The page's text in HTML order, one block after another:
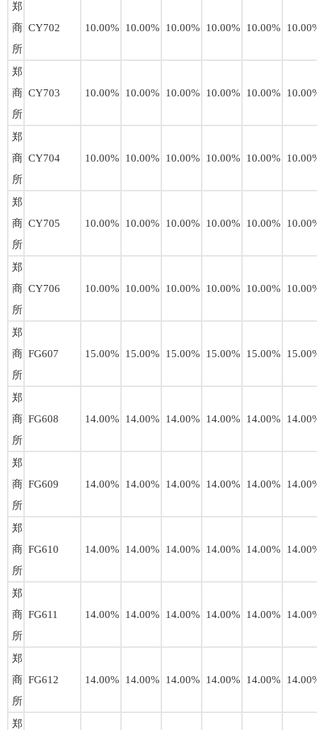
郑
商
所
CY702 10.00% 10.00% 10.00% 10.00% 10.00%
郑
商
所
CY703 10.00% 10.00% 10.00% 10.00% 10.00%
郑
商
所
CY704 10.00% 10.00% 10.00% 10.00% 10.00%
郑
商
所
CY705 10.00% 10.00% 10.00% 10.00% 10.00%
郑
商
所
CY706 10.00% 10.00% 10.00% 10.00% 10.00%
郑
商
所
FG607 15.00% 15.00% 15.00% 15.00% 15.00%
郑
商
所
FG608 14.00% 14.00% 14.00% 14.00% 14.00%
郑
商
所
FG609 14.00% 14.00% 14.00% 14.00% 14.00%
郑
商
所
FG610 14.00% 14.00% 14.00% 14.00% 14.00%
郑
商
所
FG611 14.00% 14.00% 14.00% 14.00% 14.00%
郑
商
所
FG612 14.00% 14.00% 14.00% 14.00% 14.00%
郑